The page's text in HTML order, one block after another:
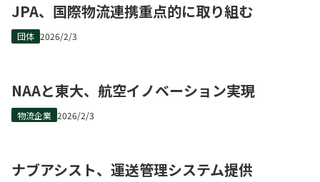
JPA、国際物流連携重点的に取り組む
団体 2026/2/3
NAAと東大、航空イノベーション実現
物流企業 2026/2/3
ナブアシスト、運送管理システム提供